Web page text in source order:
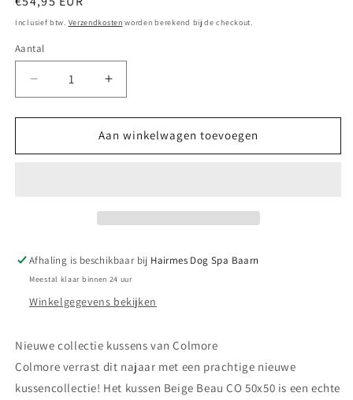
prijs
Inclusief btw. Verzendkosten worden berekend bij de checkout.
Aantal
Aantal
verlagen
voor
kussens
Aantal
verhogen
voor
Colmore
kussens
Aan winkelwagen toevoegen
Afhaling is beschikbaar bij Hairmes Dog Spa Baarn
Meestal klaar binnen 24 uur
Winkelgegevens bekijken
Nieuwe collectie kussens van Colmore
Colmore verrast dit najaar met een prachtige nieuwe
kussencollectie! Het kussen Beige Beau CO 50x50 is een echte